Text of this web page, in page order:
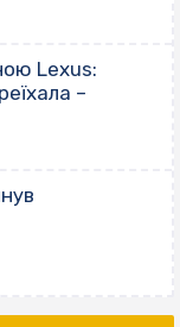
Lexus:
–